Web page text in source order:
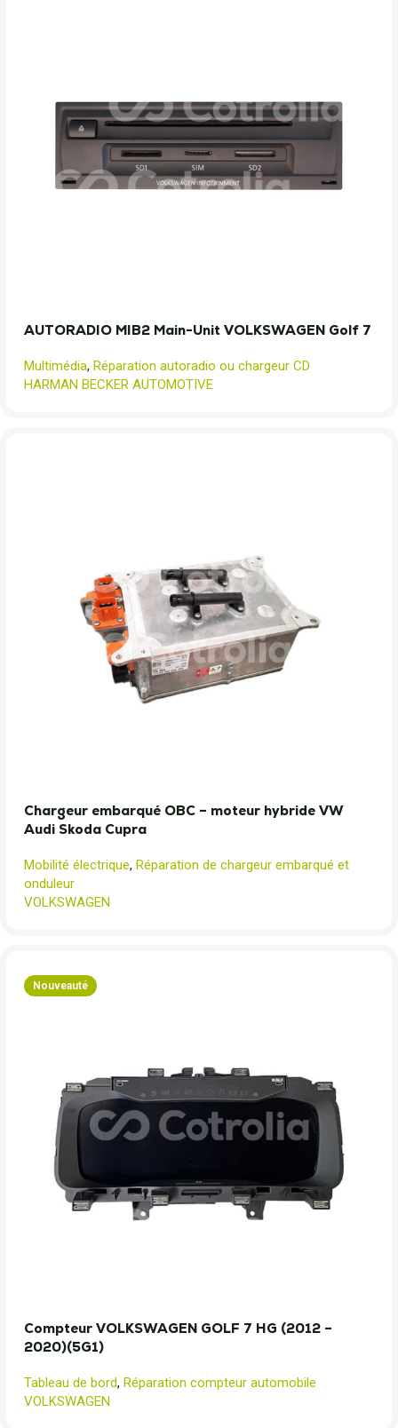
AUTORADIO MIB2 Main-Unit VOLKSWAGEN Golf 7
Multimédia, Réparation autoradio ou chargeur CD
HARMAN BECKER AUTOMOTIVE
Chargeur embarqué OBC – moteur hybride VW
Audi Skoda Cupra
Mobilité électrique, Réparation de chargeur embarqué et
onduleur
VOLKSWAGEN
Nouveauté
Compteur VOLKSWAGEN GOLF 7 HG (2012 –
2020)(5G1)
Tableau de bord, Réparation compteur automobile
VOLKSWAGEN